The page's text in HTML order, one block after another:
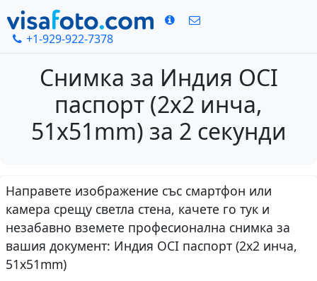
+1-929-922-7378
Снимка за Индия OCI
паспорт (2x2 инча,
51x51mm) за 2 секунди
Направете изображение със смартфон или
камера срещу светла стена, качете го тук и
незабавно вземете професионална снимка за
вашия документ: Индия OCI паспорт (2x2 инча,
51x51mm)